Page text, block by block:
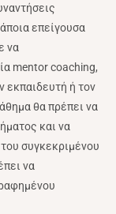
επείγουσα
να
mentor coaching,
εκπαιδευτή ή τον
θα πρέπει να
και να
συγκεκριμένου
να